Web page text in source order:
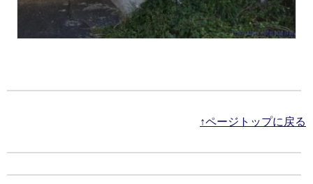
↑ページトップに戻る